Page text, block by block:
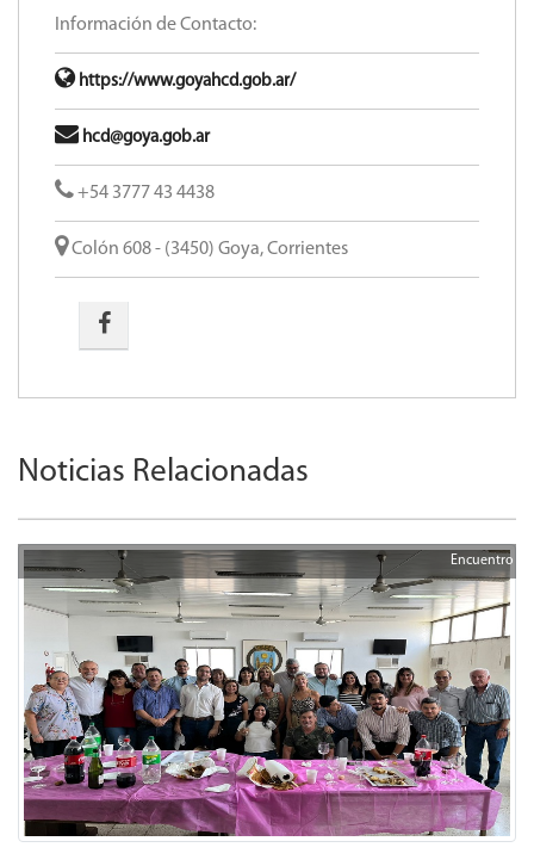
Información de Contacto:
https://www.goyahcd.gob.ar/
hcd@goya.gob.ar
+54 3777 43 4438
Colón 608 - (3450) Goya, Corrientes
Noticias Relacionadas
Encuentro